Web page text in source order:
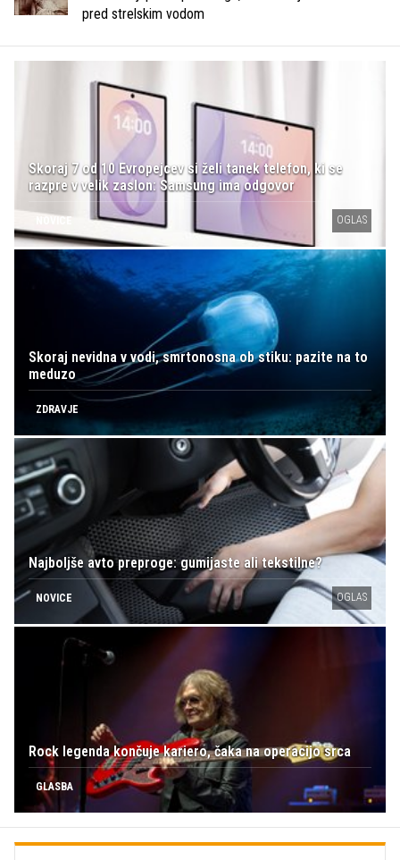
pred strelskim vodom
Skoraj 7 od 10 Evropejcev si želi tanek telefon, ki se
razpre v velik zaslon: Samsung ima odgovor
OGLAS
Skoraj nevidna v vodi, smrtonosna ob stiku: pazite na to
meduzo
ZDRAVJE
Najboljše avto preproge: gumijaste ali tekstilne?
NOVICE OGLAS
Rock legenda končuje kariero, čaka na operacijo srca
GLASBA